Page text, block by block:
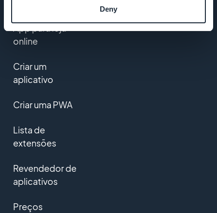
Deny
online
Criar um
aplicativo
Criar uma PWA
Lista de
extensões
Revendedor de
aplicativos
Preços